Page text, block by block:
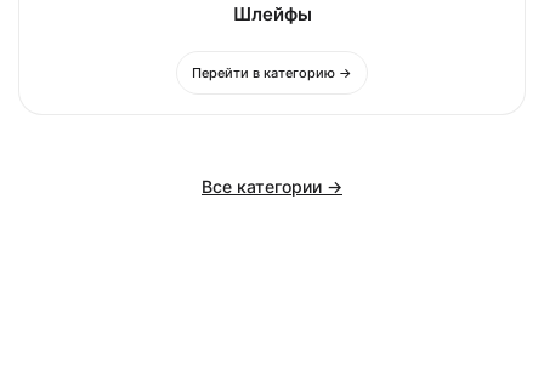
Шлейфы
Перейти в категорию →
Все категории →